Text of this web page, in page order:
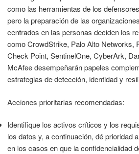
como las herramientas de los
pero la preparación de las
centrados en las personas deciden los
como CrowdStrike, Palo Alto Networks,
Check Point, SentinelOne, CyberArk,
McAfee desempeñarán papeles
estrategias de detección, identidad y
Acciones prioritarias recomendadas:
Identifique los activos críticos y los
los datos y, a continuación, dé prioridad
en los casos en que la confidencialidad